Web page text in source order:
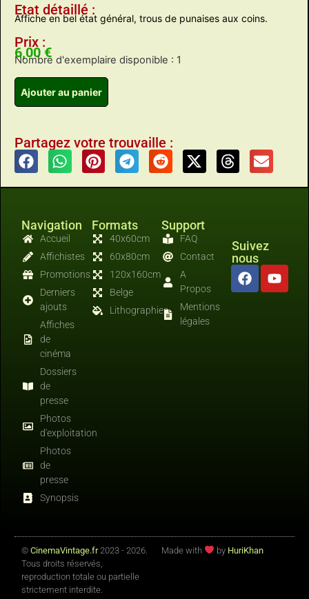
Etat détaillé :
Affiche en bel état général, trous de punaises aux coins.
Prix :
6,00€
Nombre d'exemplaire disponible : 1
Ajouter au panier
Partagez votre trouvaille :
Navigation
Accueil
Affichistes
Promotions
Derniers
ajouts
Affiches
de
cinéma
Dossiers
de
presse
Photos
d'exploitation
Photos
de
presse
Synopsis
Formats
40x60cm
60x80cm
120x160cm
Belge
Lithographies
Support
FAQ
Contact
A
Propos
Mentions
légales
Suivez
nous
© CinemaVintage.fr2023 - 2026.
Tous droits réservés,
reproduction totale ou partielle
strictement interdite.
Made with by HuriKhan